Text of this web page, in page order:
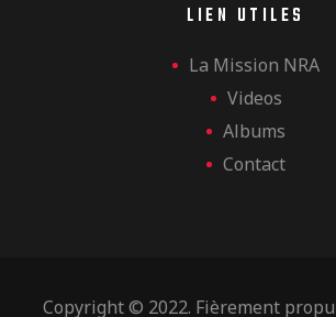
LIEN UTILES
La Mission NRA
Videos
Albums
Contact
Copyright © 2022. Fièrement